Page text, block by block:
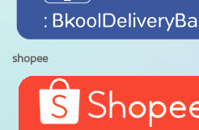
shopee